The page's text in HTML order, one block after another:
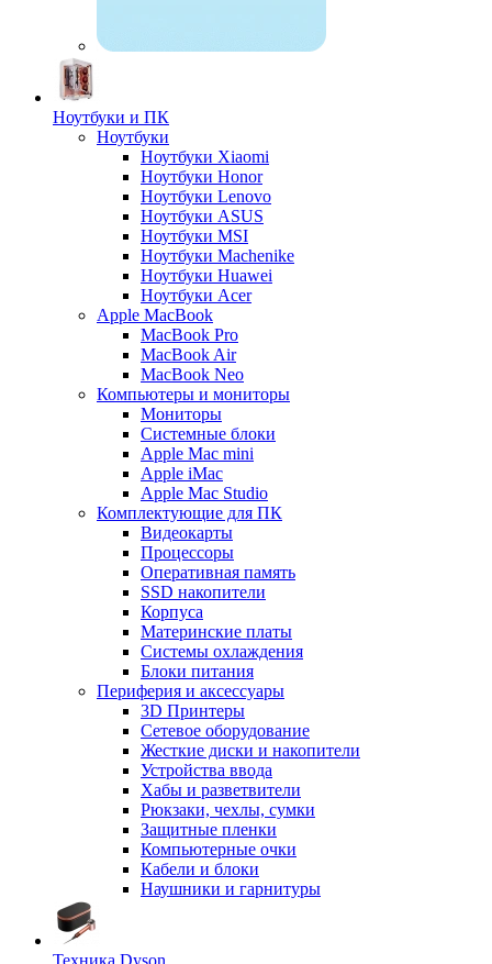
Ноутбуки и ПК
Ноутбуки
Ноутбуки Xiaomi
Ноутбуки Honor
Ноутбуки Lenovo
Ноутбуки ASUS
Ноутбуки MSI
Ноутбуки Machenike
Ноутбуки Huawei
Ноутбуки Acer
Apple MacBook
MacBook Pro
MacBook Air
MacBook Neo
Компьютеры и мониторы
Мониторы
Системные блоки
Apple Mac mini
Apple iMac
Apple Mac Studio
Комплектующие для ПК
Видеокарты
Процессоры
Оперативная память
SSD накопители
Корпуса
Материнские платы
Системы охлаждения
Блоки питания
Периферия и аксессуары
3D Принтеры
Сетевое оборудование
Жесткие диски и накопители
Устройства ввода
Хабы и разветвители
Рюкзаки, чехлы, сумки
Защитные пленки
Компьютерные очки
Кабели и блоки
Наушники и гарнитуры
Техника Dyson